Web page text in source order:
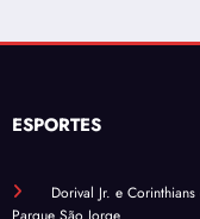
ESPORTES
Dorival Jr. e